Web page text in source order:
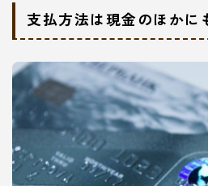
支払方法は現金のほかに